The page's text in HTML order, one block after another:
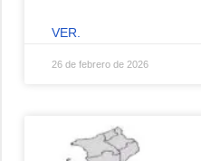
VER.
26 de febrero de 2026